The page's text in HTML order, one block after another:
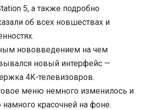
5, а также подробно
об всех новшествах и
нововведением на чем
новый интерфейс —
4K-телевизовров.
меню немного изменилось и
намного красочней на фоне.